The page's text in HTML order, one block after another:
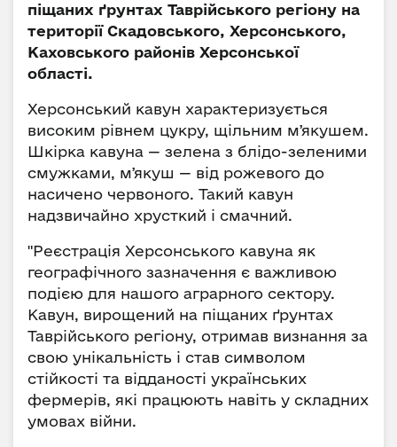
піщаних ґрунтах Таврійського регіону на
території Скадовського, Херсонського,
Каховського районів Херсонської
області.
Херсонський кавун характеризується
високим рівнем цукру, щільним мʼякушем.
Шкірка кавуна — зелена з блідо-зеленими
смужками, мʼякуш — від рожевого до
насичено червоного. Такий кавун
надзвичайно хрусткий і смачний.
"Реєстрація Херсонського кавуна як
географічного зазначення є важливою
подією для нашого аграрного сектору.
Кавун, вирощений на піщаних ґрунтах
Таврійського регіону, отримав визнання за
свою унікальність і став символом
стійкості та відданості українських
фермерів, які працюють навіть у складних
умовах війни.